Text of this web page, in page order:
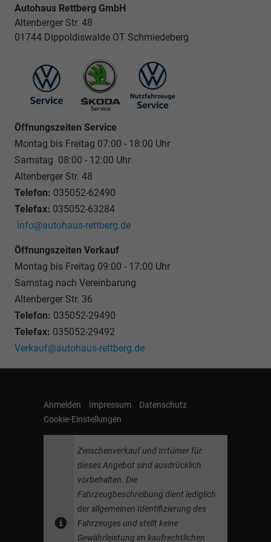
Autohaus Rettberg GmbH
Altenberger Str. 48
01744 Dippoldiswalde OT Schmiedeberg
Öffnungszeiten Service
Montag bis Freitag 07:00 - 18:00 Uhr
Samstag 08:00 - 12:00 Uhr
Altenberger Str. 48
Telefon: 035052-62490
Telefax: 035052-63284
info@autohaus-rettberg.de
Öffnungszeiten Verkauf
Montag bis Freitag 09:00 - 17:00 Uhr
Samstag nach Vereinbarung
Altenberger Str. 36
Telefon: 035052-29490
Telefax: 035052-29492
Verkauf@autohaus-rettberg.de
Anmelden Impressum
Datenschutz
Cookie-Einstellungen
Zwischenverkauf und Irrtümer für
dieses Angebot sind ausdrücklich
vorbehalten. Die
Fahrzeugbeschreibung dient lediglich
der allgemeinen Identifizierung des
Fahrzeuges und stellt keine
Gewährleistung im kaufrechtlichen